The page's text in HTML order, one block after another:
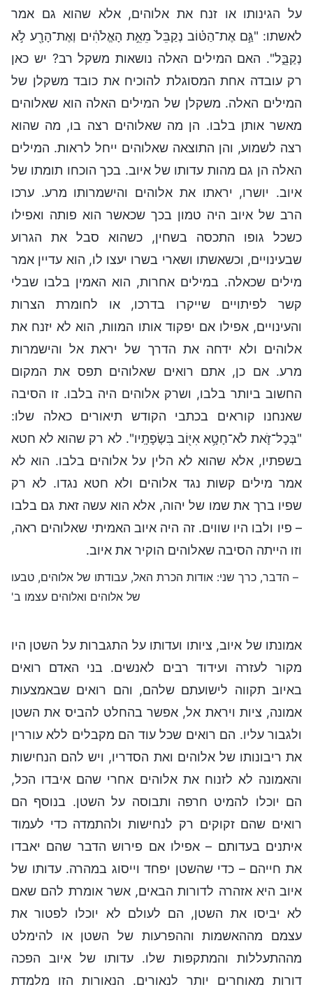
על הגינותו או זנח את אלוהים, אלא שהוא גם אמר
לאשתו: "גַּ֣ם אֶת־הַטּ֗וֹב נְקַבֵּל֙ מֵאֵ֣ת הָאֱלֹהִ֔ים וְאֶת־הָרָ֖ע לֹ֣א
נְקַבֵּ֑ל". האם המילים האלה נושאות משקל רב? יש כאן
רק עובדה אחת המסוגלת להוכיח את כובד משקלן של
המילים האלה. משקלן של המילים האלה הוא שאלוהים
מאשר אותן בלבו. הן מה שאלוהים רצה בו, מה שהוא
רצה לשמוע, והן התוצאה שאלוהים ייחל לראות. המילים
האלה הן גם מהות עדותו של איוב. בכך הוכחו תומתו של
איוב. יושרו, יראתו את אלוהים והישמרותו מרע. ערכו
הרב של איוב היה טמון בכך שכאשר הוא פותה ואפילו
כשכל גופו התכסה בשחין, כשהוא סבל את הגרוע
שבעינויים, וכשאשתו ושארי בשרו יעצו לו, הוא עדיין אמר
מילים שכאלה. במילים אחרות, הוא האמין בלבו שבלי
קשר לפיתויים שייקרו בדרכו, או לחומרת הצרות
והעינויים, אפילו אם יפקוד אותו המוות, הוא לא יזנח את
אלוהים ולא ידחה את הדרך של יראת אל והישמרות
מרע. אם כן, אתם רואים שאלוהים תפס את המקום
החשוב ביותר בלבו, ושרק אלוהים היה בלבו. זו הסיבה
שאנחנו קוראים בכתבי הקודש תיאורים כאלה שלו:
"בְּכָל־זֹ֛את לֹא־חָטָ֥א אִיּ֖וֹב בִּשְׂפָתָֽיו". לא רק שהוא לא חטא
בשפתיו, אלא שהוא לא הלין על אלוהים בלבו. הוא לא
אמר מילים קשות נגד אלוהים ולא חטא נגדו. לא רק
שפיו ברך את שמו של יהוה, אלא הוא עשה זאת גם בלבו
– פיו ולבו היו שווים. זה היה איוב האמיתי שאלוהים ראה,
וזו הייתה הסיבה שאלוהים הוקיר את איוב.
– הדבר, כרך שני: אודות הכרת האל, עבודתו של אלוהים, טבעו
של אלוהים ואלוהים עצמו ב'
אמונתו של איוב, ציותו ועדותו על התגברות על השטן היו
מקור לעזרה ועידוד רבים לאנשים. בני האדם רואים
באיוב תקווה לישועתם שלהם, והם רואים שבאמצעות
אמונה, ציות ויראת אל, אפשר בהחלט להביס את השטן
ולגבור עליו. הם רואים שכל עוד הם מקבלים ללא עוררין
את ריבונותו של אלוהים ואת הסדריו, ויש להם הנחישות
והאמונה לא לזנוח את אלוהים אחרי שהם איבדו הכל,
הם יוכלו להמיט חרפה ותבוסה על השטן. בנוסף הם
רואים שהם זקוקים רק לנחישות ולהתמדה כדי לעמוד
איתנים בעדותם – אפילו אם פירוש הדבר שהם יאבדו
את חייהם – כדי שהשטן יפחד וייסוג במהרה. עדותו של
איוב היא אזהרה לדורות הבאים, אשר אומרת להם שאם
לא יביסו את השטן, הם לעולם לא יוכלו לפטור את
עצמם מההאשמות וההפרעות של השטן או להימלט
מההתעללות והמתקפות שלו. עדותו של איוב הפכה
דורות מאוחרים יותר לנאורים. הנאורות הזו מלמדת